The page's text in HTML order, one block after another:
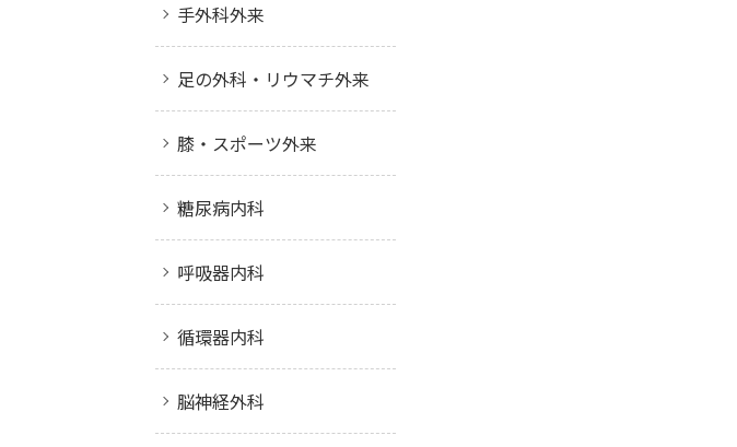
手外科外来
足の外科・リウマチ外来
膝・スポーツ外来
糖尿病内科
呼吸器内科
循環器内科
脳神経外科